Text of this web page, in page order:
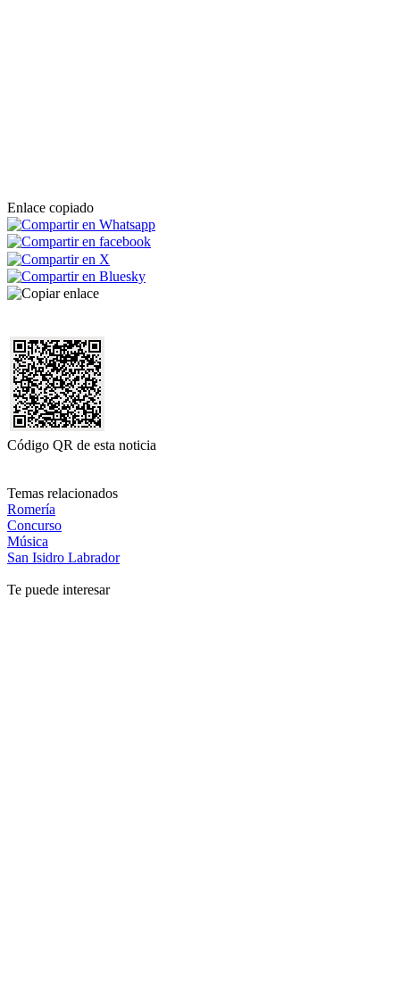
Enlace copiado
Código QR de esta noticia
Temas relacionados
Romería
Concurso
Música
San Isidro Labrador
Te puede interesar